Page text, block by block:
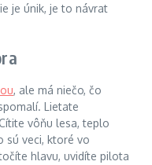
je únik, je to návrat
, ale má niečo, čo
Lietate
vôňu lesa, teplo
sú veci, ktoré vo
hlavu, uvidíte pilota